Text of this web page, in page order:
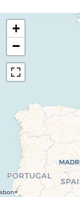
+
−